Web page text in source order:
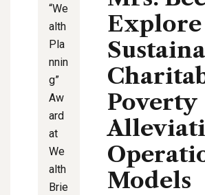
“We
alth
Pla
nnin
g”
Aw
ard
at
We
alth
Brie
Explore
Poverty
Models